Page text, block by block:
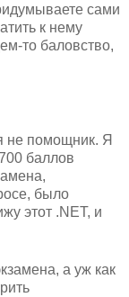
сами
к нему
то баловство,
не помощник. Я
баллов
было
этот .NET, и
а уж как